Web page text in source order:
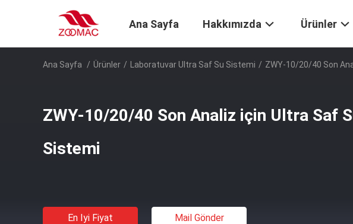
Ana Sayfa Hakkımızda Ürünler
Ana Sayfa / Ürünler / Laboratuvar Ultra Saf Su Sistemi / ZWY-10/20/40 Son
ZWY-10/20/40 Son Analiz için Ultra Saf
Sistemi
En Iyi Fiyat Mail Gönder